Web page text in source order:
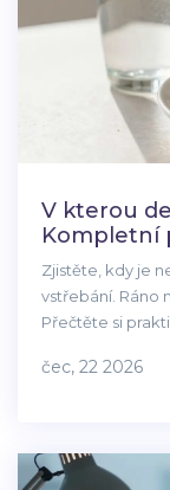
V kterou
Kompletní
Zjistěte, kdy je
vstřebání. Ráno
Přečtěte si
čec, 22 2026